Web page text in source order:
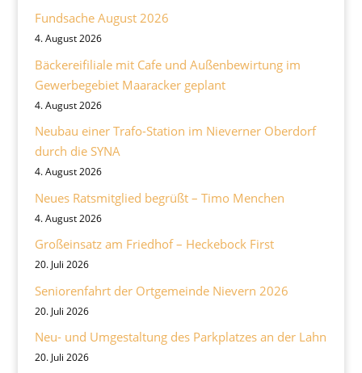
Fundsache August 2026
4. August 2026
Bäckereifiliale mit Cafe und Außenbewirtung im
Gewerbegebiet Maaracker geplant
4. August 2026
Neubau einer Trafo-Station im Nieverner Oberdorf
durch die SYNA
4. August 2026
Neues Ratsmitglied begrüßt – Timo Menchen
4. August 2026
Großeinsatz am Friedhof – Heckebock First
20. Juli 2026
Seniorenfahrt der Ortgemeinde Nievern 2026
20. Juli 2026
Neu- und Umgestaltung des Parkplatzes an der Lahn
20. Juli 2026